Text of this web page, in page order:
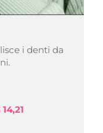
i denti da
i denti da
i denti da